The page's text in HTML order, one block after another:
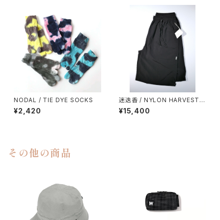
NODAL / TIE DYE SOCKS
¥2,420
迷迭香 / NYLON HARVEST L
OOSE SHORTS（2026）
¥15,400
その他の商品